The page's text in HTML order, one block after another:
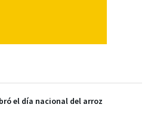
el día nacional del arroz